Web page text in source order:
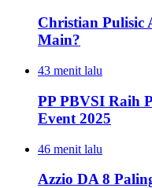
Christian Pulisic
Main?
43 menit lalu
PP PBVSI Raih
Event 2025
46 menit lalu
Azzio DA 8